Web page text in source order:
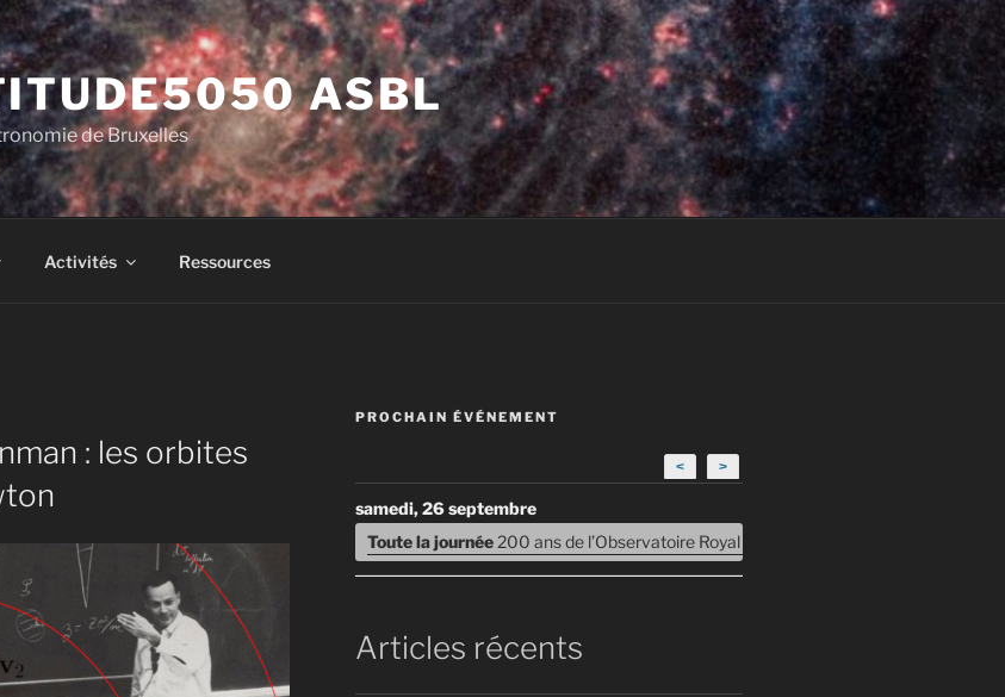
ASBL
de Bruxelles
Activités Ressources
: les orbites
PROCHAIN ÉVÉNEMENT
< >
samedi, 26 septembre
Toute la journée 200 ans de l’Observatoire Royal de Belgique – Journées Portes
Articles récents